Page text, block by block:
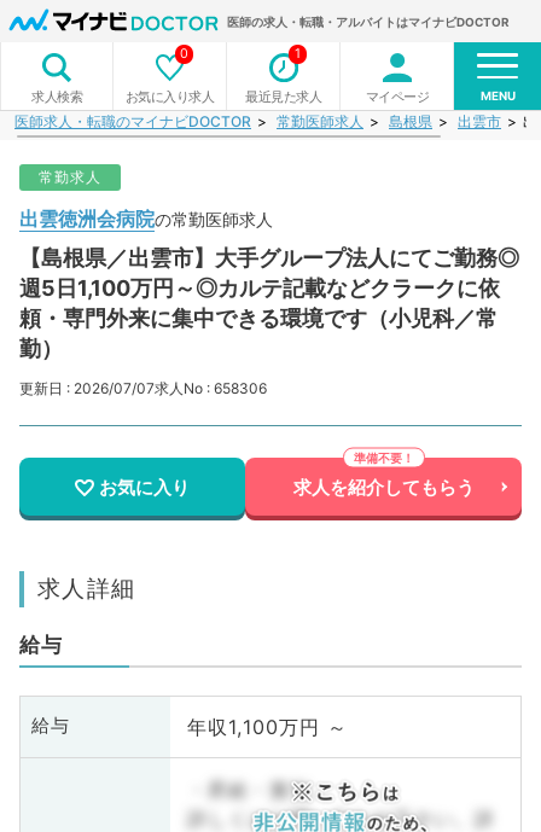
医師の求人・転職・アルバイトはマイナビDOCTOR
求人検索 お気に入り求人
0
最近見た求人
1
マイページ MENU
医師求人・転職のマイナビDOCTOR 常勤医師求人 島根県 出雲市 出
常勤求人
出雲徳洲会病院の常勤医師求人
【島根県／出雲市】大手グループ法人にてご勤務◎
週5日1,100万円～◎カルテ記載などクラークに依
頼・専門外来に集中できる環境です（小児科／常
勤）
更新日 : 2026/07/07求人No : 658306
お気に入り 求人を紹介してもらう
求人詳細
給与
給与 年収1,100万円 ～
・昇給・賞与
詳しくはお問い合わせ下さい。詳